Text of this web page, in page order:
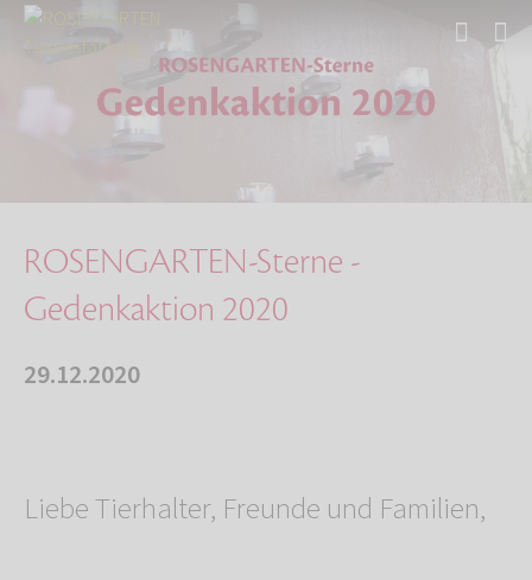
Start Über uns
Aktuelles
ROSENGARTEN-Sterne - Gedenkaktion 2020
ROSENGARTEN-Sterne -
Gedenkaktion 2020
29.12.2020
Liebe Tierhalter, Freunde und Familien,